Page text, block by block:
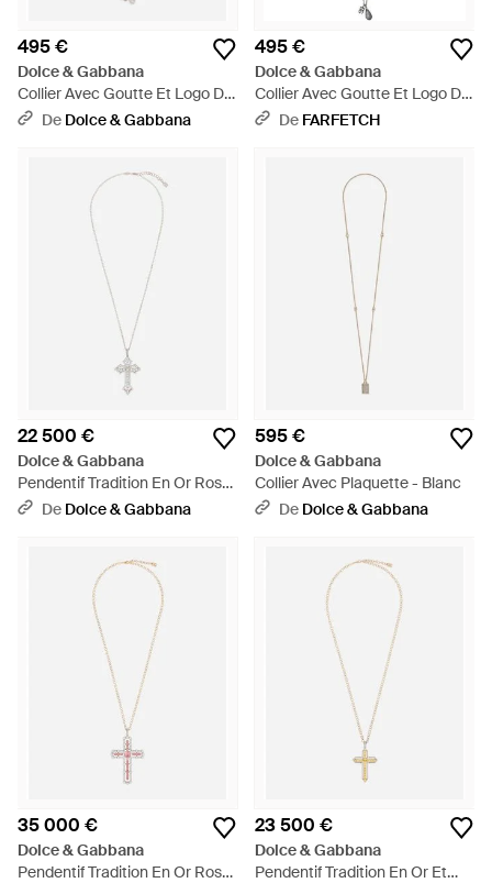
495 €
Dolce & Gabbana
Collier Avec Goutte Et Logo Dg
- Blanc
De Dolce & Gabbana
495 €
Dolce & Gabbana
Collier Avec Goutte Et Logo Dg
- Blanc
De FARFETCH
22 500 €
Dolce & Gabbana
Pendentif Tradition En Or Rose
Et 18 Ct Avec Aigues-Marines
De Dolce & Gabbana
595 €
Dolce & Gabbana
Collier Avec Plaquette - Blanc
De Dolce & Gabbana
35 000 €
Dolce & Gabbana
Pendentif Tradition En Or Rose
23 500 €
Dolce & Gabbana
Pendentif Tradition En Or Et